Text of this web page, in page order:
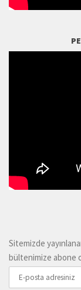
Sitemizde
bültenimize abone